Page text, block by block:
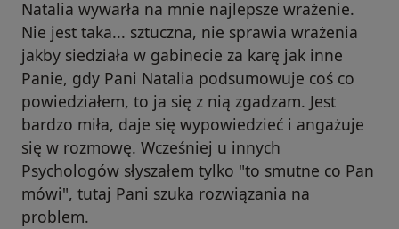
Natalia wywarła na mnie najlepsze wrażenie.
Nie jest taka... sztuczna, nie sprawia wrażenia
jakby siedziała w gabinecie za karę jak inne
Panie, gdy Pani Natalia podsumowuje coś co
powiedziałem, to ja się z nią zgadzam. Jest
bardzo miła, daje się wypowiedzieć i angażuje
się w rozmowę. Wcześniej u innych
Psychologów słyszałem tylko "to smutne co Pan
mówi", tutaj Pani szuka rozwiązania na
problem.